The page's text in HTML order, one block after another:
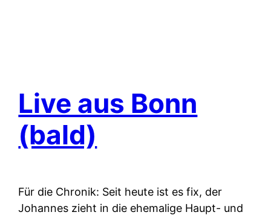
Live aus Bonn
(bald)
Für die Chronik: Seit heute ist es fix, der
Johannes zieht in die ehemalige Haupt- und